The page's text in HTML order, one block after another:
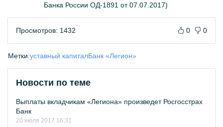
Банка России ОД-1891 от 07.07.2017)
Просмотров: 1432 0 0
Метки:уставный капиталБанк «Легион»
Новости по теме
Выплаты вкладчикам «Легиона» произведет Росгосстрах
Банк
20 июля 2017 16:31